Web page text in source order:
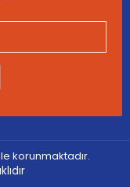
korunmaktadır.